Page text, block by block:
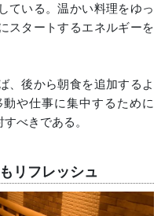
ている。温かい料理をゆっ
スタートするエネルギーを
、後から朝食を追加するよ
や仕事に集中するために
べきである。
リフレッシュ